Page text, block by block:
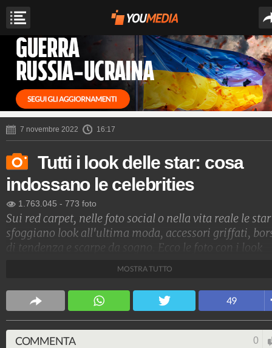
7 novembre 2022 16:17
Tutti i look delle star: cosa
indossano le celebrities
1.763.045 - 773 foto
Sui red carpet, nelle foto social o nella vita reale le star
sfoggiano look all'ultima moda, accessori griffati,
di tendenza e scarpe da sogno. Ecco le foto con i look
Stile e trend
1.515.061.405 1.957 video 138.069 foto
MOSTRA TUTTO
49
COMMENTA 0